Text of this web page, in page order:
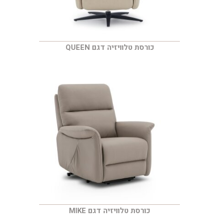
כורסת טלוויזיה דגם QUEEN
כורסת טלוויזיה דגם MIKE